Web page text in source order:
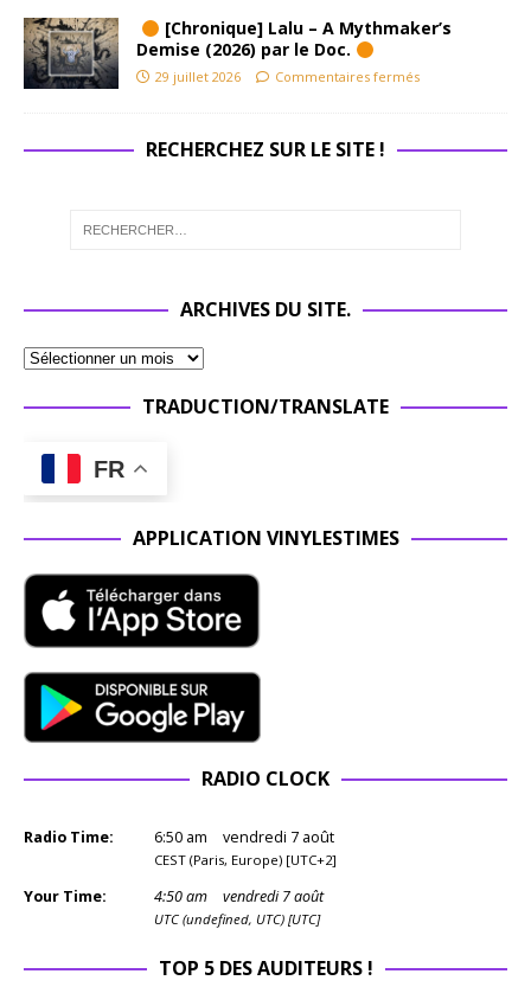
[Chronique] Lalu – A Mythmaker’s
Demise (2026) par le Doc.
29 juillet 2026 Commentaires fermés
RECHERCHEZ SUR LE SITE !
ARCHIVES DU SITE.
TRADUCTION/TRANSLATE
FR
APPLICATION VINYLESTIMES
RADIO CLOCK
Radio Time: 6:50 am vendredi 7 août
CEST (Paris, Europe) [UTC+2]
Your Time: 4:50am vendredi 7 août
UTC (undefined, UTC) [UTC]
TOP 5 DES AUDITEURS !